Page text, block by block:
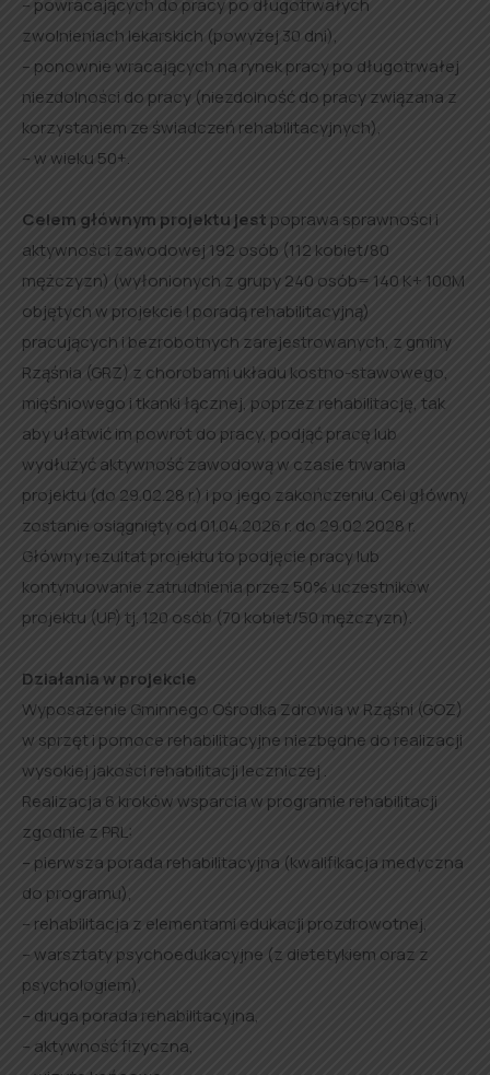
– powracających do pracy po długotrwałych
zwolnieniach lekarskich (powyżej 30 dni),
– ponownie wracających na rynek pracy po długotrwałej
niezdolności do pracy (niezdolność do pracy związana z
korzystaniem ze świadczeń rehabilitacyjnych),
– w wieku 50+.
Celem głównym projektu jest poprawa sprawności i
aktywności zawodowej 192 osób (112 kobiet/80
mężczyzn) (wyłonionych z grupy 240 osób= 140 K+ 100M
objętych w projekcie I poradą rehabilitacyjną)
pracujących i bezrobotnych zarejestrowanych, z gminy
Rząśnia (GRZ) z chorobami układu kostno-stawowego,
mięśniowego i tkanki łącznej, poprzez rehabilitację, tak
aby ułatwić im powrót do pracy, podjąć pracę lub
wydłużyć aktywność zawodową w czasie trwania
projektu (do 29.02.28 r.) i po jego zakończeniu. Cel główny
zostanie osiągnięty od 01.04.2026 r. do 29.02.2028 r.
Główny rezultat projektu to podjęcie pracy lub
kontynuowanie zatrudnienia przez 50% uczestników
projektu (UP) tj. 120 osób (70 kobiet/50 mężczyzn).
Działania w projekcie
Wyposażenie Gminnego Ośrodka Zdrowia w Rząśni (GOZ)
w sprzęt i pomoce rehabilitacyjne niezbędne do realizacji
wysokiej jakości rehabilitacji leczniczej .
Realizacja 6 kroków wsparcia w programie rehabilitacji
zgodnie z PRL:
– pierwsza porada rehabilitacyjna (kwalifikacja medyczna
do programu),
– rehabilitacja z elementami edukacji prozdrowotnej,
– warsztaty psychoedukacyjne (z dietetykiem oraz z
psychologiem),
– druga porada rehabilitacyjna,
– aktywność fizyczna,